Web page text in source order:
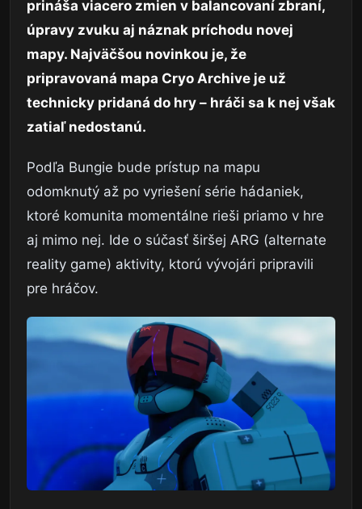
prináša viacero zmien v balancovaní zbraní,
úpravy zvuku aj náznak príchodu novej
mapy. Najväčšou novinkou je, že
pripravovaná mapa Cryo Archive je už
technicky pridaná do hry – hráči sa k nej však
zatiaľ nedostanú.
Podľa Bungie bude prístup na mapu
odomknutý až po vyriešení série hádaniek,
ktoré komunita momentálne rieši priamo v hre
aj mimo nej. Ide o súčasť širšej ARG (alternate
reality game) aktivity, ktorú vývojári pripravili
pre hráčov.